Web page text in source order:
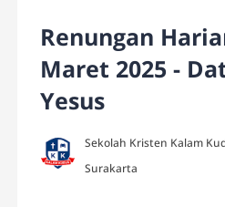
Renungan
Maret 2025 -
Yesus
Sekolah Kristen Kalam
Surakarta